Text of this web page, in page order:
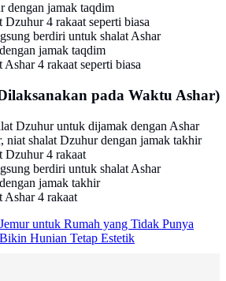
dengan jamak taqdim
Dzuhur 4 rakaat seperti biasa
berdiri untuk shalat Ashar
jamak taqdim
Ashar 4 rakaat seperti biasa
pada Waktu Ashar)
Dzuhur untuk dijamak dengan Ashar
niat shalat Dzuhur dengan jamak takhir
Dzuhur 4 rakaat
berdiri untuk shalat Ashar
jamak takhir
Ashar 4 rakaat
untuk Rumah yang Tidak Punya
Hunian Tetap Estetik